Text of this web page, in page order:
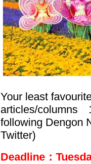
Your least
articles/columns
following Dengon
Twitter)
Deadline：